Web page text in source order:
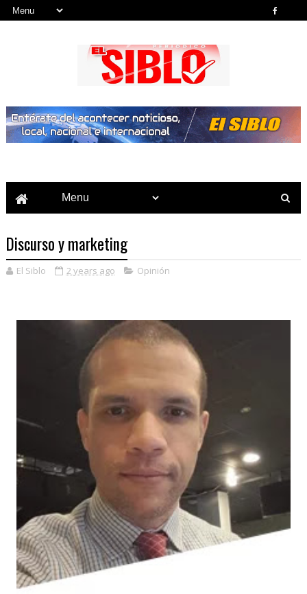
Discurso y marketing
El Siblo 2 years ago Opinión